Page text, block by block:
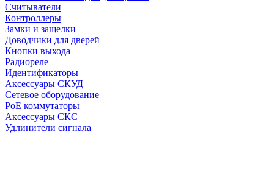
Считыватели
Контроллеры
Замки и защелки
Доводчики для дверей
Кнопки выхода
Радиореле
Идентификаторы
Аксессуары СКУД
Сетевое оборудование
PoE коммутаторы
Аксессуары СКС
Удлинители сигнала